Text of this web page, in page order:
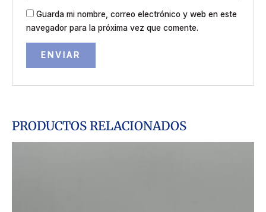
Guarda mi nombre, correo electrónico y web en este
navegador para la próxima vez que comente.
PRODUCTOS RELACIONADOS